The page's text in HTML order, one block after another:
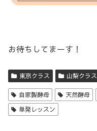
お待ちしてまーす！
東京クラス 山梨クラス
自家製酵母 天然酵母
単発レッスン